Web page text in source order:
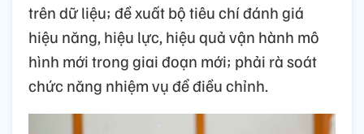
trên dữ liệu; đề xuất bộ tiêu chí đánh giá
hiệu năng, hiệu lực, hiệu quả vận hành mô
hình mới trong giai đoạn mới; phải rà soát
chức năng nhiệm vụ để điều chỉnh.